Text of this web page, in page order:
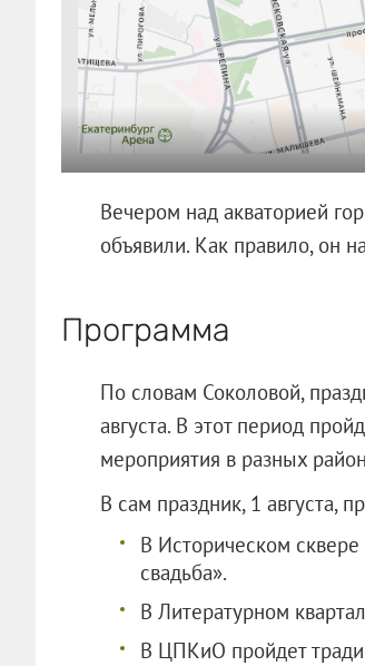
Вечером над акваторией
объявили. Как правило, он
Программа
По словам Соколовой,
августа. В этот период
мероприятия в разных
В сам праздник, 1 августа,
В Историческом сквере
свадьба».
В Литературном
В ЦПКиО пройдет